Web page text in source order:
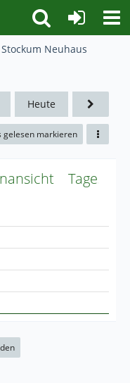
Neuhaus
Heute
gelesen markieren